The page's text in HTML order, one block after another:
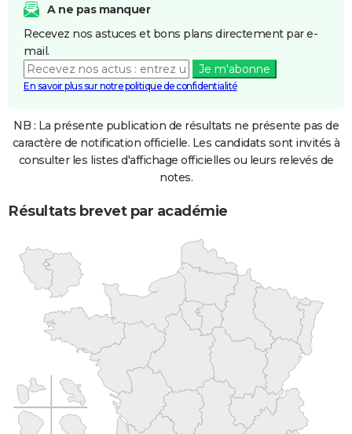
A ne pas manquer
Recevez nos astuces et bons plans directement par e-
mail.
Je m'abonne
En savoir plus sur notre politique de confidentialité
NB : La présente publication de résultats ne présente pas de
caractère de notification officielle. Les candidats sont invités à
consulter les listes d'affichage officielles ou leurs relevés de
notes.
Résultats brevet par académie